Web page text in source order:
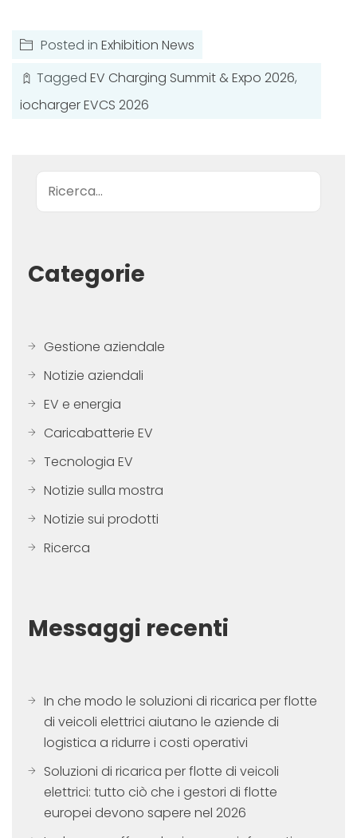
Posted in Exhibition News
Tagged EV Charging Summit & Expo 2026,
iocharger EVCS 2026
Ricerca
Categorie
Gestione aziendale
Notizie aziendali
EV e energia
Caricabatterie EV
Tecnologia EV
Notizie sulla mostra
Notizie sui prodotti
Ricerca
Messaggi recenti
In che modo le soluzioni di ricarica per flotte
di veicoli elettrici aiutano le aziende di
logistica a ridurre i costi operativi
Soluzioni di ricarica per flotte di veicoli
elettrici: tutto ciò che i gestori di flotte
europei devono sapere nel 2026